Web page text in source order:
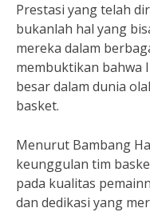
Prestasi yang telah
bukanlah hal yang
mereka dalam
membuktikan bahwa
besar dalam dunia
basket.
Menurut Bambang
keunggulan tim
pada kualitas
dan dedikasi yang